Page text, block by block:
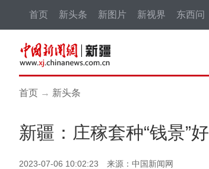
首页 新头条 新图片 新视界 东西问
首页 → 新头条
新疆：庄稼套种“钱景”好
2023-07-06 10:02:23 来源：中国新闻网